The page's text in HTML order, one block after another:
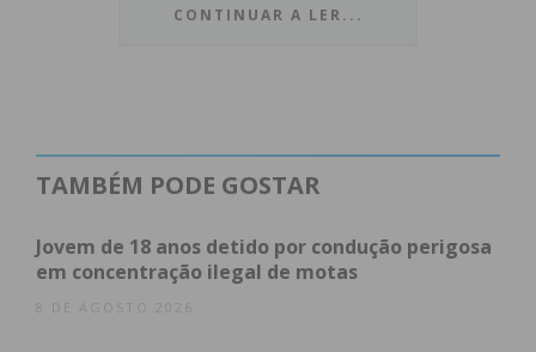
monitorização de rios e ribeiras como forma de
projeto iniciado no ano passado – Cuidar e
a realização de atividades de controlo espécies
invasoras, junto à Estação Radar Nº2 da Força
Aérea. Pretende-se também a realização de
CONTINUAR A LER...
TAMBÉM PODE GOSTAR
Jovem de 18 anos detido por condução perigosa
em concentração ilegal de motas
8 DE AGOSTO 2026